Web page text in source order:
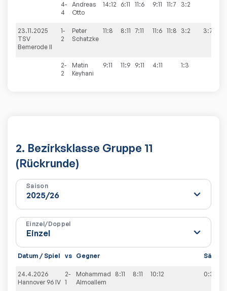
4-
4
Andreas
Otto
14:12 6:11 11:6 9:11 11:7 3:2
23.11.2025
TSV
Bemerode II
1-
2
Peter
Schatzke
11:8 8:11 7:11 11:6 11:8 3:2 3:7
2-
2
Matin
Keyhani
9:11 11:9 9:11 4:11 1:3
2. Bezirksklasse Gruppe 11
(Rückrunde)
Saison
Einzel/Doppel
Datum / Spiel vs Gegner Sätze
24.4.2026
Hannover 96 IV
2-
1
Mohammad
Almoallem
8:11 8:11 10:12 0:3